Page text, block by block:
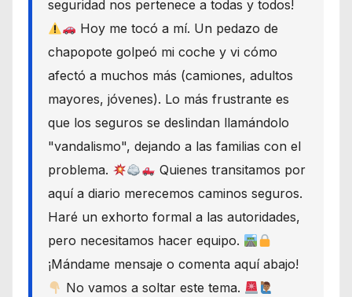
seguridad nos pertenece a todas y todos!
Hoy me tocó a mí. Un pedazo de
chapopote golpeó mi coche y vi cómo
afectó a muchos más (camiones, adultos
mayores, jóvenes). Lo más frustrante es
que los seguros se deslindan llamándolo
"vandalismo", dejando a las familias con el
problema.
Quienes transitamos por
aquí a diario merecemos caminos seguros.
Haré un exhorto formal a las autoridades,
pero necesitamos hacer equipo.
¡Mándame mensaje o comenta aquí abajo!
No vamos a soltar este tema.